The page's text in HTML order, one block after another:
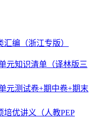
编（浙江专版）
元知识清单（译林版三
元测试卷+期中卷+期末
培优讲义（人教PEP